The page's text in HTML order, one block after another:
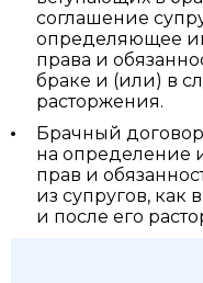
соглашение
определяющее
права и
браке и (или) в
расторжения.
Брачный
на определение
прав и
из супругов, как
и после его